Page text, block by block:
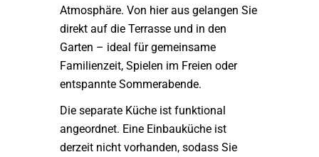
Atmosphäre. Von hier aus gelangen Sie
direkt auf die Terrasse und in den
Garten – ideal für gemeinsame
Familienzeit, Spielen im Freien oder
entspannte Sommerabende.
Die separate Küche ist funktional
angeordnet. Eine Einbauküche ist
derzeit nicht vorhanden, sodass Sie